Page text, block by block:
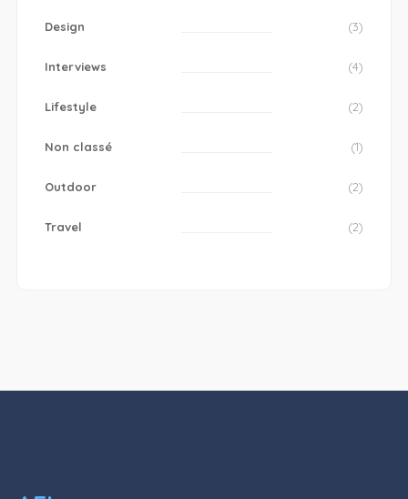
Design (3)
Interviews (4)
Lifestyle (2)
Non classé (1)
Outdoor (2)
Travel (2)